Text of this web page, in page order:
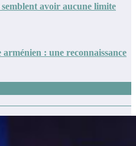
avoir aucune limite
: une reconnaissance